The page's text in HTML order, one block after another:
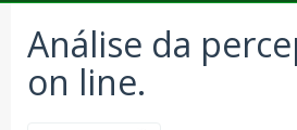
Análise da
on line.